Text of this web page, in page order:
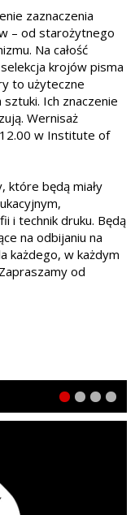
zaznaczenia
– od starożytnego
Na całość
krojów pisma
to użyteczne
Ich znaczenie
Wernisaż
w Institute of
będą miały
i technik druku. Będą
na odbijaniu na
każdego, w każdym
od